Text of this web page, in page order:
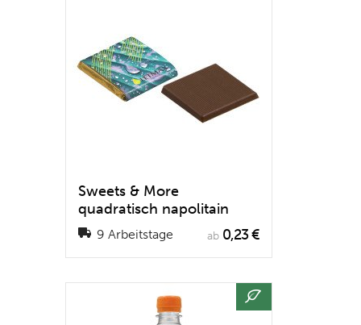
Sweets & More
quadratisch napolitain
9 Arbeitstage ab 0,23 €